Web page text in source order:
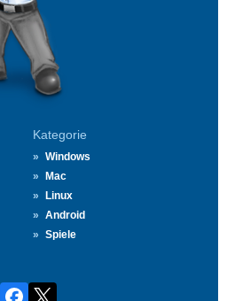
Kategorie
Windows
Mac
Linux
Android
Spiele